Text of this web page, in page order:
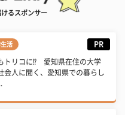
るスポンサー
活 PR
トリコに⁉ 愛知県在住の大学
会人に聞く、愛知県での暮らし